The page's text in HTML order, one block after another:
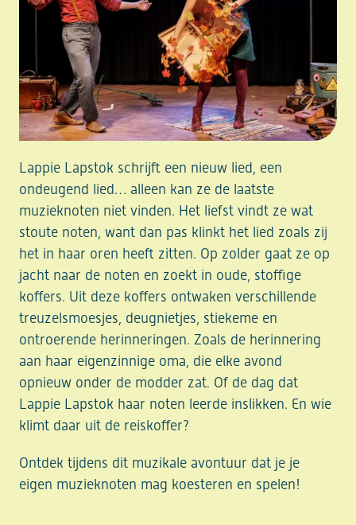
Lappie Lapstok schrijft een nieuw lied, een
ondeugend lied… alleen kan ze de laatste
muzieknoten niet vinden. Het liefst vindt ze wat
stoute noten, want dan pas klinkt het lied zoals zij
het in haar oren heeft zitten. Op zolder gaat ze op
jacht naar de noten en zoekt in oude, stoffige
koffers. Uit deze koffers ontwaken verschillende
treuzelsmoesjes, deugnietjes, stiekeme en
ontroerende herinneringen. Zoals de herinnering
aan haar eigenzinnige oma, die elke avond
opnieuw onder de modder zat. Of de dag dat
Lappie Lapstok haar noten leerde inslikken. En wie
klimt daar uit de reiskoffer?
Ontdek tijdens dit muzikale avontuur dat je je
eigen muzieknoten mag koesteren en spelen!